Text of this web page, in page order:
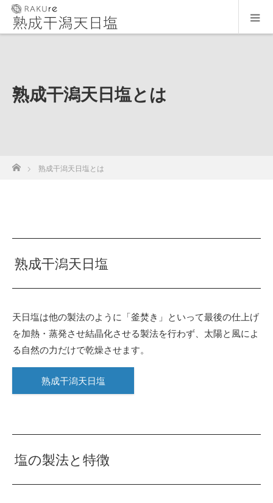
熟成干潟天日塩とは
ホーム
熟成干潟天日塩とは
熟成干潟天日塩
天日塩は他の製法のように「釜焚き」といって最後の仕上げ
を加熱・蒸発させ結晶化させる製法を行わず、太陽と風によ
る自然の力だけで乾燥させます。
熟成干潟天日塩
塩の製法と特徴